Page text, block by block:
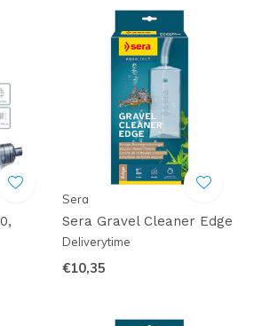
Sera
Sera Gravel Cleaner Edge
Deliverytime
€10,35